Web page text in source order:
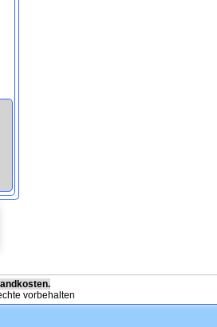
vorbehalten